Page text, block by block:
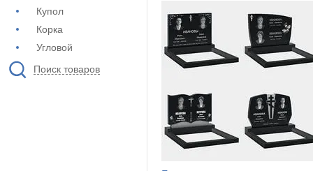
Купол
Корка
Угловой
Поиск товаров